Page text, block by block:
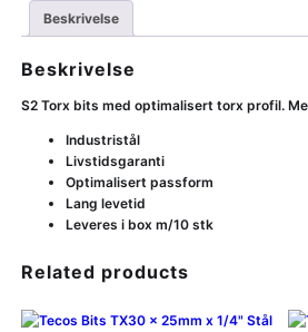
Beskrivelse
Beskrivelse
S2 Torx bits med optimalisert torx profil.
Industristål
Livstidsgaranti
Optimalisert passform
Lang levetid
Leveres i box m/10 stk
Related products